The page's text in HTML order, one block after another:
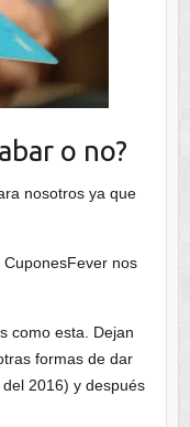
o no?
nosotros ya que
nos
como esta. Dejan
formas de dar
2016) y después